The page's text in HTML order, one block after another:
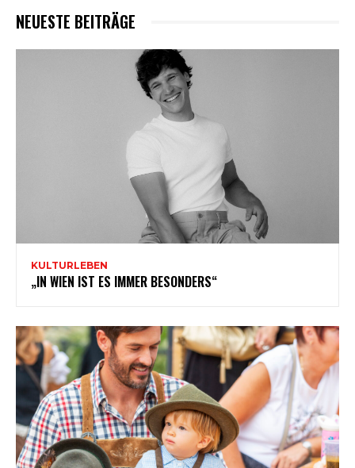
NEUESTE BEITRÄGE
KULTURLEBEN
„IN WIEN IST ES IMMER BESONDERS“